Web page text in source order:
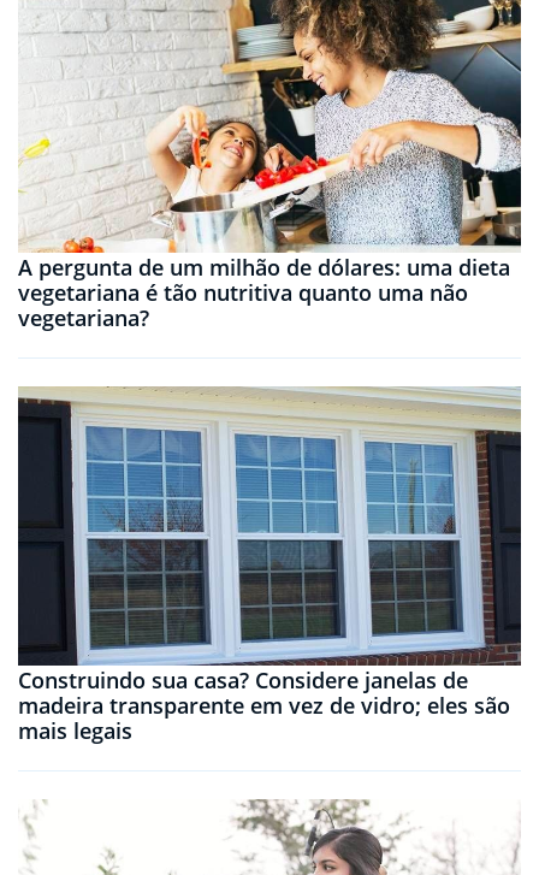
A pergunta de um milhão de dólares: uma dieta
vegetariana é tão nutritiva quanto uma não
vegetariana?
Construindo sua casa? Considere janelas de
madeira transparente em vez de vidro; eles são
mais legais